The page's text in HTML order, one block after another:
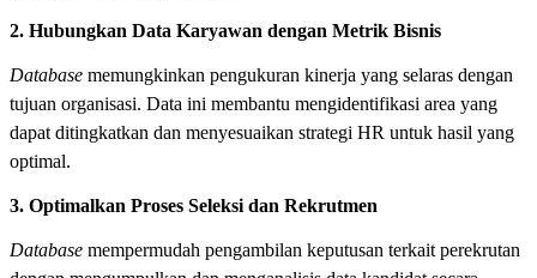
2. Hubungkan Data Karyawan dengan Metrik Bisnis
Database memungkinkan pengukuran kinerja yang selaras dengan
tujuan organisasi. Data ini membantu mengidentifikasi area yang
dapat ditingkatkan dan menyesuaikan strategi HR untuk hasil yang
optimal.
3. Optimalkan Proses Seleksi dan Rekrutmen
Database mempermudah pengambilan keputusan terkait perekrutan